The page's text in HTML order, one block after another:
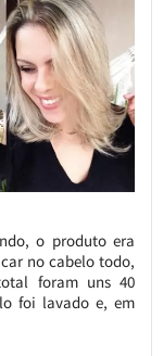
o produto era
no cabelo todo,
foram uns 40
foi lavado e, em